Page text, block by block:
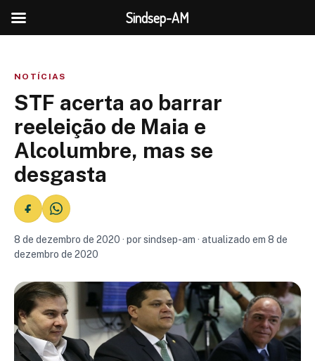
NOTÍCIAS
STF acerta ao barrar
reeleição de Maia e
Alcolumbre, mas se
desgasta
8 de dezembro de 2020 · por sindsep-am · atualizado em 8 de
dezembro de 2020
Sindsep-AM